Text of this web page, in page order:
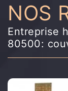
NOS
Entreprise
80500: